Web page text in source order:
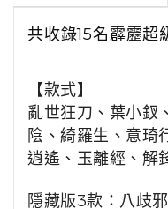
共收錄15名霹靂超
【款式】
亂世狂刀、葉小釵
陰、綺羅生、意琦
逍遙、玉離經、解
隱藏版3款： 八歧